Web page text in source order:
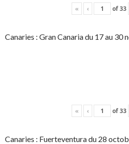
« ‹ of33
Canaries : Gran Canaria du 17 au 30
« ‹ of33
Canaries : Fuerteventura du 28